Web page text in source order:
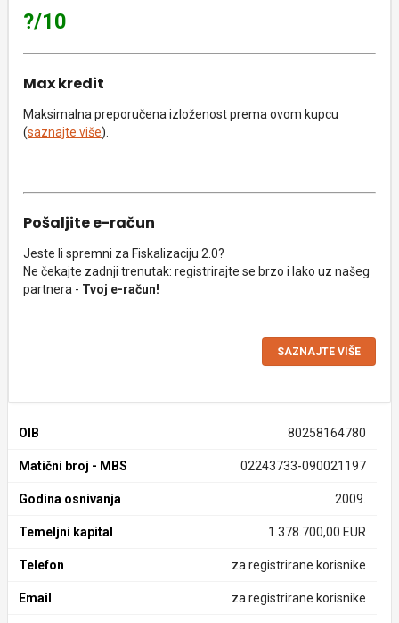
?/10
Max kredit
Maksimalna preporučena izloženost prema ovom kupcu
(saznajte više).
Pošaljite e-račun
Jeste li spremni za Fiskalizaciju 2.0?
Ne čekajte zadnji trenutak: registrirajte se brzo i lako uz našeg
partnera - Tvoj e-račun!
SAZNAJTE VIŠE
OIB 80258164780
Matični broj - MBS 02243733-090021197
Godina osnivanja 2009.
Temeljni kapital 1.378.700,00 EUR
Telefon za registrirane korisnike
Email za registrirane korisnike